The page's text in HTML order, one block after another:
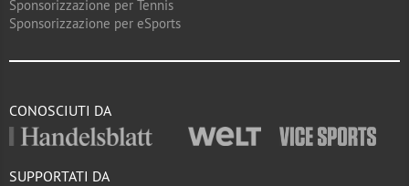
Sponsorizzazione per Tennis
Sponsorizzazione per eSports
CONOSCIUTI DA
SUPPORTATI DA